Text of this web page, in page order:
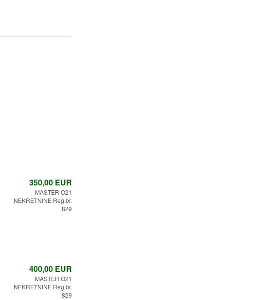
350,00EUR
MASTER O21
NEKRETNINE Reg.br.
829
400,00EUR
MASTER O21
NEKRETNINE Reg.br.
829